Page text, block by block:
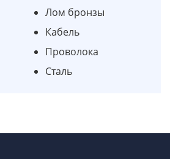
Лом бронзы
Кабель
Проволока
Сталь